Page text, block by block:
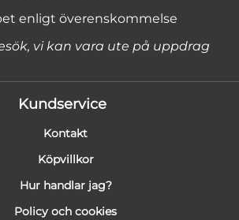
enligt överenskommelse
vi kan vara ute på uppdrag
Kundservice
Kontakt
Köpvillkor
Hur handlar jag?
Policy och cookies